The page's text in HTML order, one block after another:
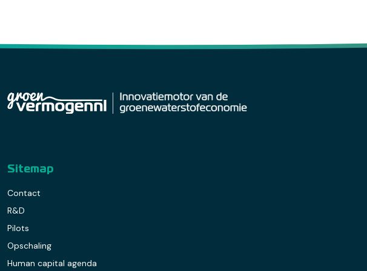
Sitemap
Contact
R&D
Pilots
Opschaling
Human capital agenda